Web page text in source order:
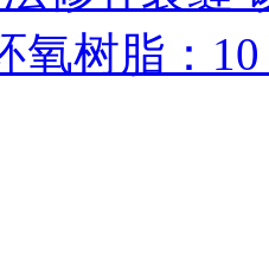
氧树脂：